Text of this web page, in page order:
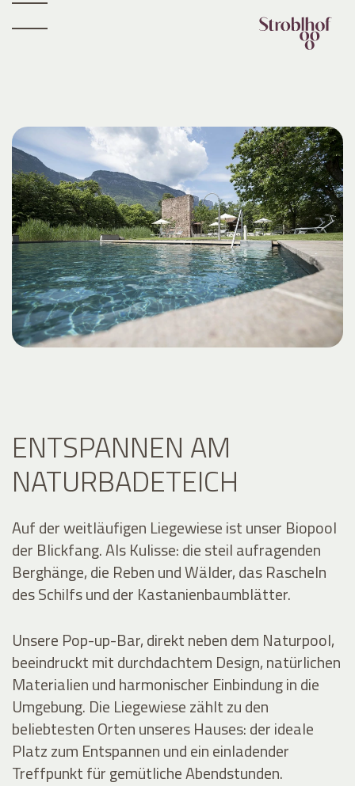
ENTSPANNEN AM
NATURBADETEICH
Auf der weitläufigen Liegewiese ist unser Biopool
der Blickfang. Als Kulisse: die steil aufragenden
Berghänge, die Reben und Wälder, das Rascheln
des Schilfs und der Kastanienbaumblätter.
Unsere Pop-up-Bar, direkt neben dem Naturpool,
beeindruckt mit durchdachtem Design, natürlichen
Materialien und harmonischer Einbindung in die
Umgebung. Die Liegewiese zählt zu den
beliebtesten Orten unseres Hauses: der ideale
Platz zum Entspannen und ein einladender
Treffpunkt für gemütliche Abendstunden.